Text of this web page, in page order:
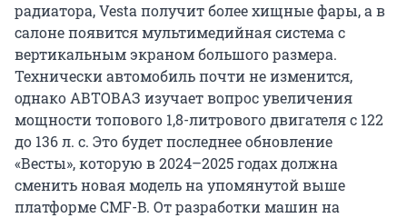
радиатора, Vesta получит более хищные фары, а в
салоне появится мультимедийная система с
вертикальным экраном большого размера.
Технически автомобиль почти не изменится,
однако АВТОВАЗ изучает вопрос увеличения
мощности топового 1,8-литрового двигателя с 122
до 136 л. с. Это будет последнее обновление
«Весты», которую в 2024–2025 годах должна
сменить новая модель на упомянутой выше
платформе CMF-B. От разработки машин на